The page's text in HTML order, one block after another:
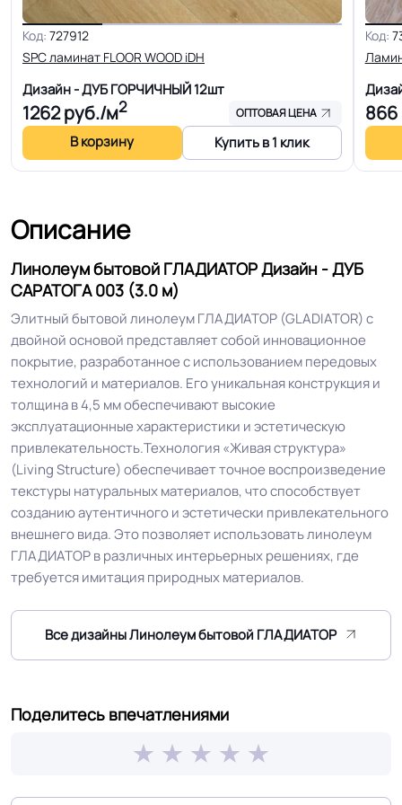
Область применения
Для пола, Для дома, Для спальни,
Для теплого пола, Для квартиры,
Для строителей, Для магазинов,
Для жилых зон, Для опта, Для
розницы Для детской
толщин
Класс горючести
КМ 5 по ФЗ 123 от 22.07.2008г, где
Класс 23/31 кл.
Группа истираемости Группа Т
Устойчивость к химии Отличная
Особенности
коллекции
Самая толстая и жёсткая
коллекция. Устойчив к перепадам
температур. Эффект натуральных
Защитный слой 0.35мм (400мкм) мкм
≤ 0.4 %
Код: 727912
SPC ламинат FLOOR WOOD iDH
Дизайн - ДУБ ГОРЧИЧНЫЙ12шт
1262руб./м2 ОПТОВАЯ ЦЕНА
В корзину Купить в 1 клик
Код:
866
Описание
Линолеум бытовой ГЛАДИАТОР Дизайн - ДУБ
САРАТОГА 003 (3.0 м)
Элитный бытовой линолеум ГЛАДИАТОР (GLADIATOR) с
двойной основой представляет собой инновационное
покрытие, разработанное с использованием передовых
технологий и материалов. Его уникальная конструкция и
толщина в 4,5 мм обеспечивают высокие
эксплуатационные характеристики и эстетическую
привлекательность.Технология «Живая структура»
(Living Structure) обеспечивает точное воспроизведение
текстуры натуральных материалов, что способствует
созданию аутентичного и эстетически привлекательного
внешнего вида. Это позволяет использовать линолеум
ГЛАДИАТОР в различных интерьерных решениях, где
требуется имитация природных материалов.
Все дизайны Линолеум бытовой ГЛАДИАТОР
Поделитесь впечатлениями